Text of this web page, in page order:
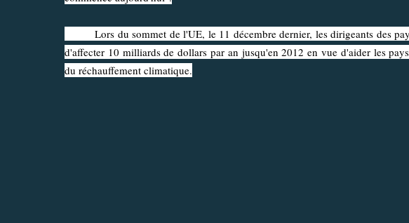
Lors du sommet de l'UE, le 11 décembre dernier, les dirigeants des
d'affecter 10 milliards de dollars par an jusqu'en 2012 en vue d'aider les
du réchauffement climatique.